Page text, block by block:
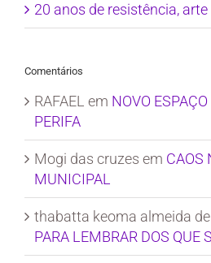
20 anos de resistência,
Comentários
RAFAEL em NOVO
PERIFA
Mogi das cruzes em CAOS
MUNICIPAL
thabatta keoma almeida
PARA LEMBRAR DOS QUE